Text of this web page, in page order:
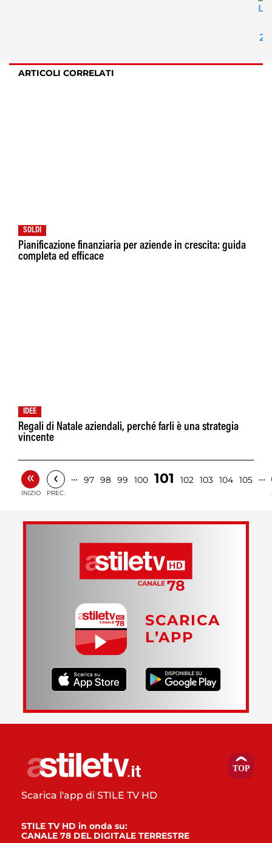
ARTICOLI CORRELATI
SOLDI
Pianificazione finanziaria per aziende in crescita: guida
completa ed efficace
IDEE
Regali di Natale aziendali, perché farli è una strategia
vincente
«
INIZIO
‹
PREC.
… 97 98 99 100 101 102 103 104 105 …
SCARICA
L’APP
Scarica l'app di STILE TV HD
STILE TV HD in onda su:
CANALE 78 DEL DIGITALE TERRESTRE